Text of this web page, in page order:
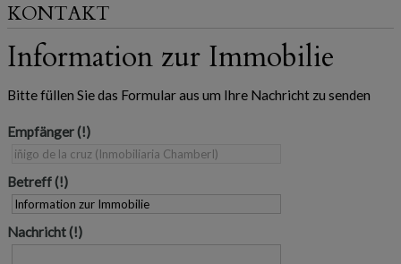
KONTAKT
Information zur Immobilie
Bitte füllen Sie das Formular aus um Ihre Nachricht zu senden
Empfänger
Betreff
Nachricht